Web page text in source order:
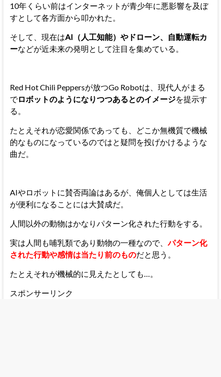
10年くらい前はインターネットが青少年に悪影響を及ぼ
すとして各方面から叩かれた。
そして、現在はAI（人工知能）やドローン、自動運転カ
ーなどが近未来の発明として注目を集めている。
Red Hot Chili Peppersが放つGo Robotは、現代人がまる
でロボットのようになりつつあるとのイメージを提示す
る。
たとえそれが恋愛関係であっても、どこか無機質で機械
的なものになっているのではと疑問を投げかけるような
曲だ。
AIやロボットに賛否両論はあるが、俺個人としては生活
が便利になることには大賛成だ。
人間以外の動物はかなりパターン化された行動をする。
実は人間も哺乳類であり動物の一種なので、 パターン化
された行動や感情は当たり前のものだと思う。
たとえそれが機械的に見えたとしても…。
スポンサーリンク